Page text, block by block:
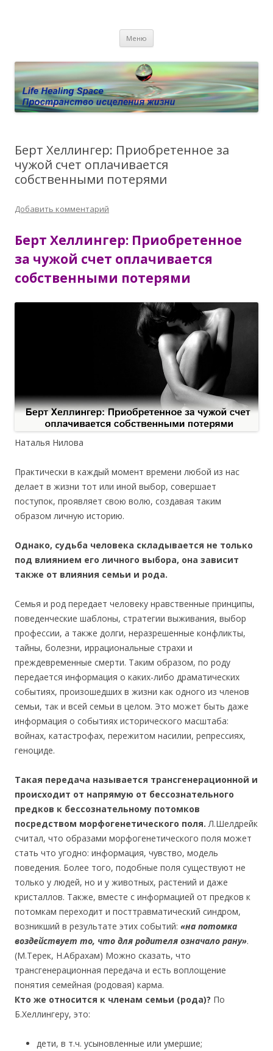
Личный сайт Елены Барымовой
исцелении воспоминанием и ренкарнационике. Услуги.
Меню
Берт Хеллингер: Приобретенное за
чужой счет оплачивается
собственными потерями
Добавить комментарий
Берт Хеллингер: Приобретенное
за чужой счет оплачивается
собственными потерями
Наталья Нилова
Практически в каждый момент времени любой из нас
делает в жизни тот или иной выбор, совершает
поступок, проявляет свою волю, создавая таким
образом личную историю.
Однако, судьба человека складывается не только
под влиянием его личного выбора, она зависит
также от влияния семьи и рода.
Семья и род передает человеку нравственные принципы,
поведенческие шаблоны, стратегии выживания, выбор
профессии, а также долги, неразрешенные конфликты,
тайны, болезни, иррациональные страхи и
преждевременные смерти. Таким образом, по роду
передается информация о каких-либо драматических
событиях, произошедших в жизни как одного из членов
семьи, так и всей семьи в целом. Это может быть даже
информация о событиях исторического масштаба:
войнах, катастрофах, пережитом насилии, репрессиях,
геноциде.
Такая передача называется трансгенерационной и
происходит от напрямую от бессознательного
предков к бессознательному потомков
посредством морфогенетического поля. Л.Шелдрейк
считал, что образами морфогенетического поля может
стать что угодно: информация, чувство, модель
поведения. Более того, подобные поля существуют не
только у людей, но и у животных, растений и даже
кристаллов. Также, вместе с информацией от предков к
потомкам переходит и посттравматический синдром,
возникший в результате этих событий: «на потомка
воздействует то, что для родителя означало рану».
(М.Терек, Н.Абрахам) Можно сказать, что
трансгенерационная передача и есть воплощение
понятия семейная (родовая) карма.
Кто же относится к членам семьи (рода)? По
Б.Хеллингеру, это:
дети, в т.ч. усыновленные или умершие;